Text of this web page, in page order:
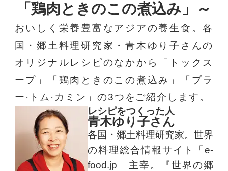
「鶏肉ときのこの煮込み」～
おいしく栄養豊富なアジアの養生食。各
国・郷土料理研究家・青木ゆり子さんの
オリジナルレシピのなかから「トックス
ープ」「鶏肉ときのこの煮込み」「プラ
ー·トム·カミン」の3つをご紹介します。
レシピをつくった人
青木ゆり子さん
各国・郷土料理研究家。世界
の料理総合情報サイト「e-
food.jp」主宰。『世界の郷